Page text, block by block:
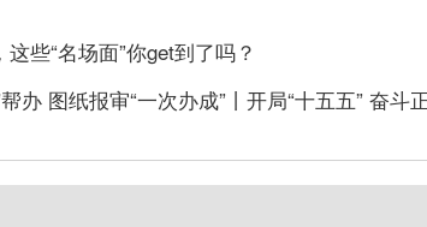
些“名场面”你get到了吗？
办 图纸报审“一次办成”丨开局“十五五” 奋斗